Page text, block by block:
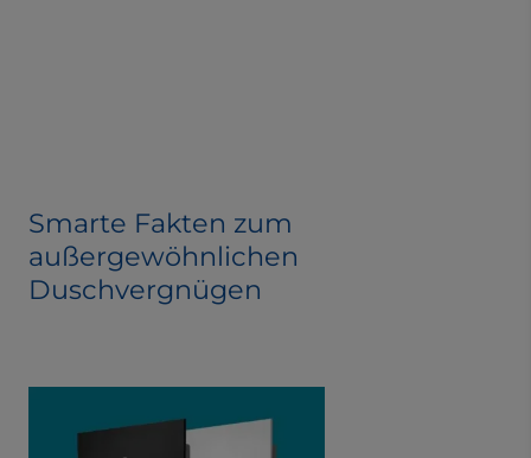
Smarte Fakten zum
außergewöhnlichen
Duschvergnügen